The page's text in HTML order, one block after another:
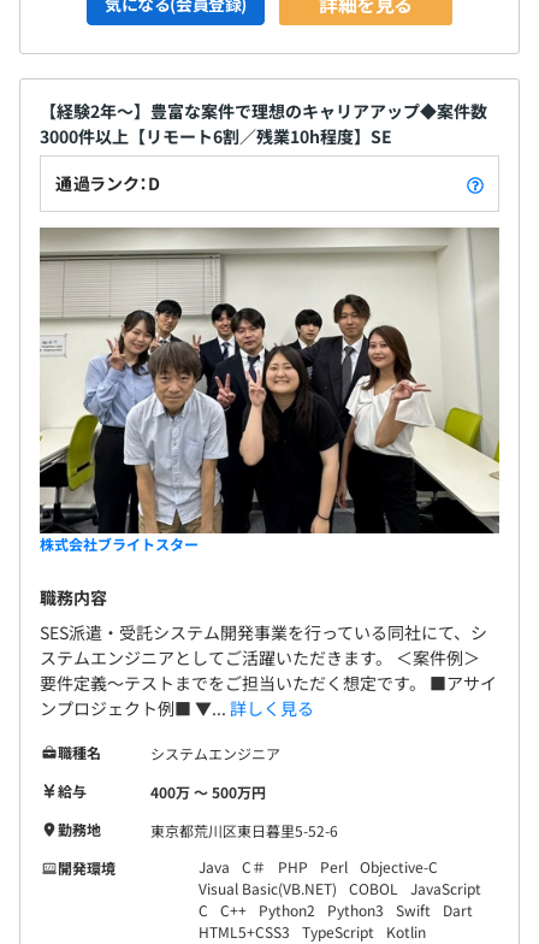
【経験2年～】豊富な案件で理想のキャリアアップ◆案件数
3000件以上【リモート6割／残業10h程度】SE
通過ランク：D
株式会社ブライトスター
職務内容
SES派遣・受託システム開発事業を行っている同社にて、シ
ステムエンジニアとしてご活躍いただきます。 ＜案件例＞
要件定義〜テストまでをご担当いただく想定です。 ■アサイ
ンプロジェクト例■ ▼... 詳しく見る
職種名
システムエンジニア
給与
400万 〜 500万円
勤務地
東京都荒川区東日暮里5-52-6
開発環境
Java C＃ PHP Perl Objective-C
Visual Basic(VB.NET)
COBOL
JavaScript
C
C++ Python2 Python3 Swift
Dart
HTML5+CSS3
TypeScript
Kotlin